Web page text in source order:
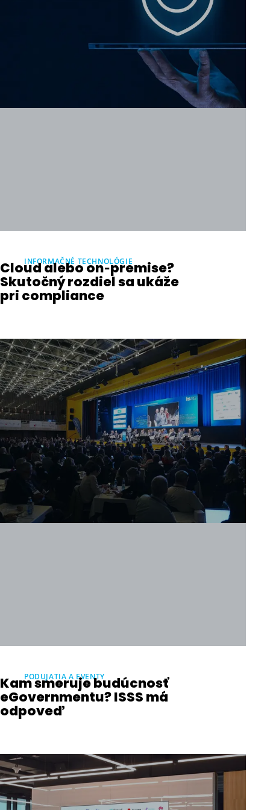
INFORMAČNÉ TECHNOLÓGIE
Cloud alebo on‑premise?
Skutočný rozdiel sa ukáže
pri compliance
PODUJATIA A EVENTY
Kam smeruje budúcnosť
eGovernmentu? ISSS má
odpoveď
Predchádzajúci